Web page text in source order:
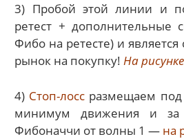
3) Пробой этой линии и
ретест + дополнительные
Фибо на ретесте) и
рынок на покупку! На
4) Стоп-лосс размещаем
минимум движения и за
Фибоначчи от волны 1 — на